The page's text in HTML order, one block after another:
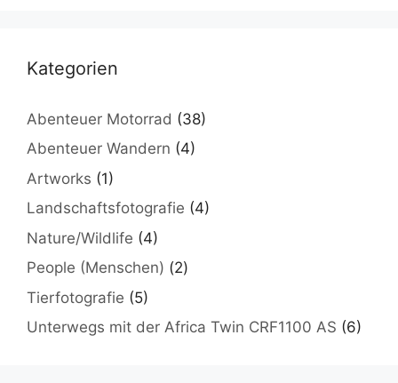
Kategorien
Abenteuer Motorrad (38)
Abenteuer Wandern (4)
Artworks (1)
Landschaftsfotografie (4)
Nature/Wildlife (4)
People (Menschen) (2)
Tierfotografie (5)
Unterwegs mit der Africa Twin CRF1100 AS (6)